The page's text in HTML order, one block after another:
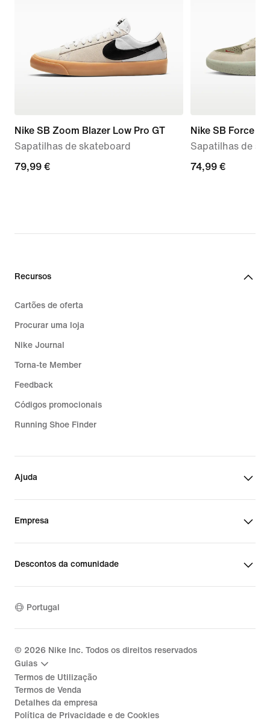
Nike SB Zoom Blazer Low Pro GT
Sapatilhas de skateboard
79,99
79,99 €
Nike SB Force 58
Sapatilhas de
74,99
74,99 €
Recursos
Cartões de oferta
Procurar uma loja
Nike Journal
Torna-te Member
Feedback
Códigos promocionais
Running Shoe Finder
Ajuda
Empresa
Descontos da comunidade
Portugal
© 2026 Nike Inc. Todos os direitos reservados
Guias
Termos de Utilização
Termos de Venda
Detalhes da empresa
Política de Privacidade e de Cookies